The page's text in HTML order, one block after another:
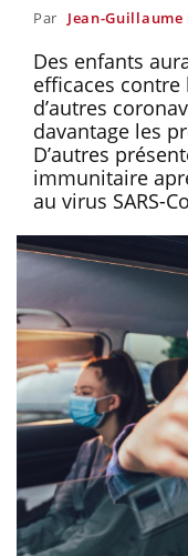
Par Jean-
Des enfants
efficaces contre
d’autres
davantage les
D’autres
immunitaire
au virus SARS-